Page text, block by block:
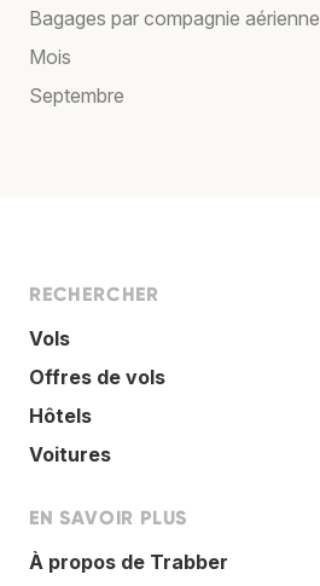
Bagages par compagnie aérienne
Mois
Septembre
RECHERCHER
Vols
Offres de vols
Hôtels
Voitures
EN SAVOIR PLUS
À propos de Trabber